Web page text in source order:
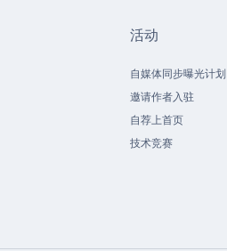
活动
自媒体同步曝光计划
邀请作者入驻
自荐上首页
技术竞赛